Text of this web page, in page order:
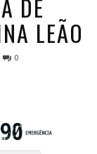
DE
LEÃO
0